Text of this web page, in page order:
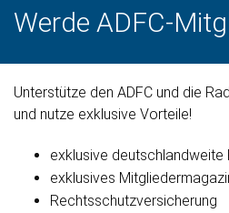
Werde ADFC-
Unterstütze den ADFC und die
und nutze exklusive Vorteile!
exklusive deutschlandweite
exklusives
Rechtsschutzversicherung